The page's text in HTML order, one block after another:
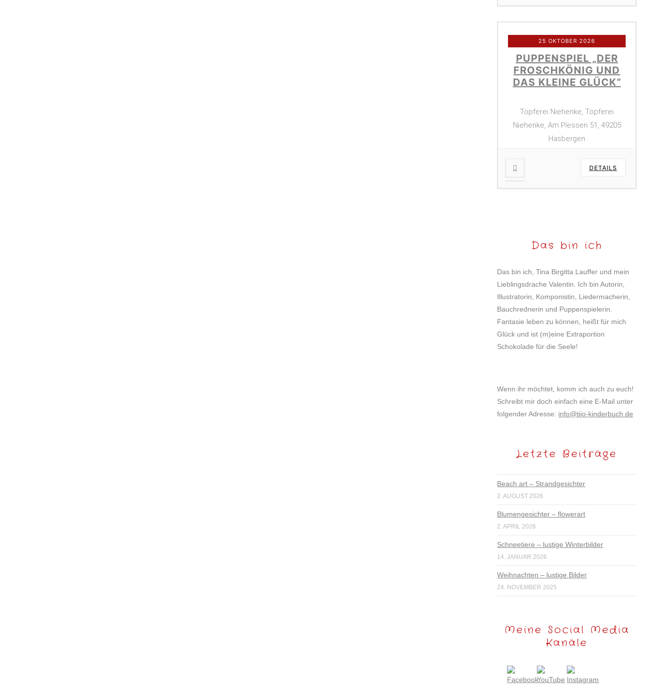
25 OKTOBER 2026
PUPPENSPIEL „DER
FROSCHKÖNIG UND
DAS KLEINE GLÜCK“
Töpferei Niehenke, Töpferei
Niehenke, Am Plessen 51, 49205
Hasbergen
DETAILS
Das bin ich
Das bin ich, Tina Birgitta Lauffer und mein
Lieblingsdrache Valentin. Ich bin Autorin,
Illustratorin, Komponistin, Liedermacherin,
Bauchrednerin und Puppenspielerin.
Fantasie leben zu können, heißt für mich
Glück und ist (m)eine Extraportion
Schokolade für die Seele!
Wenn ihr möchtet, komm ich auch zu euch!
Schreibt mir doch einfach eine E-Mail unter
folgender Adresse: info@tijo-kinderbuch.de
Letzte Beiträge
Beach art – Strandgesichter
2. AUGUST 2026
Blumengesichter – flowerart
2. APRIL 2026
Schneetiere – lustige Winterbilder
14. JANUAR 2026
Weihnachten – lustige Bilder
24. NOVEMBER 2025
Meine Social Media
Kanäle